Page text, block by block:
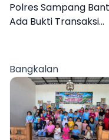
Polres Sampang
Ada Bukti Transaksi
Bangkalan